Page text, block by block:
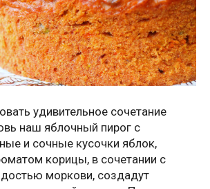
удивительное сочетание
наш яблочный пирог с
и сочные кусочки яблок,
корицы, в сочетании с
моркови, создадут